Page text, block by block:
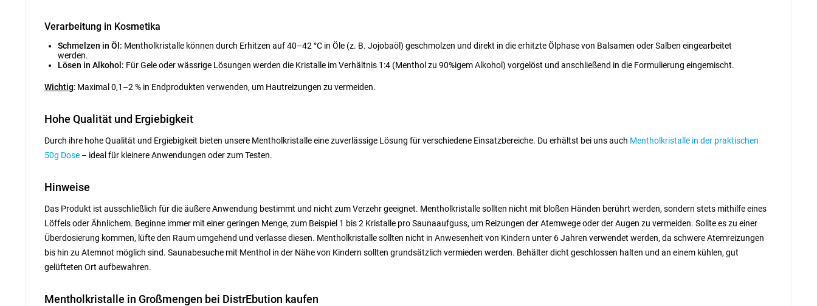
Verarbeitung in Kosmetika
Schmelzen in Öl: Mentholkristalle können durch Erhitzen auf 40–42 °C in Öle (z. B. Jojobaöl) geschmolzen und direkt in die erhitzte Ölphase von Balsamen oder Salben eingearbeitet
werden.
Lösen in Alkohol: Für Gele oder wässrige Lösungen werden die Kristalle im Verhältnis 1:4 (Menthol zu 90%igem Alkohol) vorgelöst und anschließend in die Formulierung eingemischt.
Wichtig: Maximal 0,1–2 % in Endprodukten verwenden, um Hautreizungen zu vermeiden.
Hohe Qualität und Ergiebigkeit
Durch ihre hohe Qualität und Ergiebigkeit bieten unsere Mentholkristalle eine zuverlässige Lösung für verschiedene Einsatzbereiche. Du erhältst bei uns auch Mentholkristalle in der praktischen
50g Dose – ideal für kleinere Anwendungen oder zum Testen.
Hinweise
Das Produkt ist ausschließlich für die äußere Anwendung bestimmt und nicht zum Verzehr geeignet. Mentholkristalle sollten nicht mit bloßen Händen berührt werden, sondern stets mithilfe eines
Löffels oder Ähnlichem. Beginne immer mit einer geringen Menge, zum Beispiel 1 bis 2 Kristalle pro Saunaaufguss, um Reizungen der Atemwege oder der Augen zu vermeiden. Sollte es zu einer
Überdosierung kommen, lüfte den Raum umgehend und verlasse diesen. Mentholkristalle sollten nicht in Anwesenheit von Kindern unter 6 Jahren verwendet werden, da schwere Atemreizungen
bis hin zu Atemnot möglich sind. Saunabesuche mit Menthol in der Nähe von Kindern sollten grundsätzlich vermieden werden. Behälter dicht geschlossen halten und an einem kühlen, gut
gelüfteten Ort aufbewahren.
Mentholkristalle in Großmengen bei DistrEbution kaufen